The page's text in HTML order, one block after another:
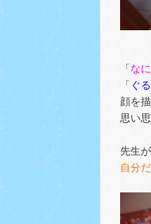
「 な
「 ぐ
顔を
思い
先生
自分